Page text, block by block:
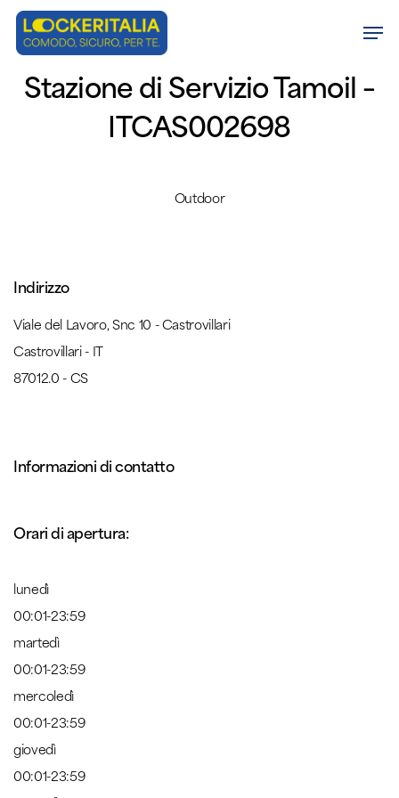
Skip
content
Stazione di Servizio Tamoil –
ITCAS002698
Outdoor
Indirizzo
Viale del Lavoro, Snc 10 - Castrovillari
Castrovillari - IT
87012.0 - CS
Informazioni di contatto
Orari di apertura:
lunedì
00:01-23:59
martedì
00:01-23:59
mercoledì
00:01-23:59
giovedì
00:01-23:59
Menu